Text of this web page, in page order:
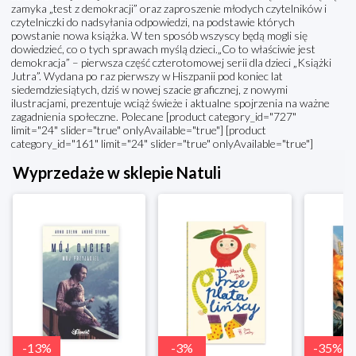
zamyka „test z demokracji” oraz zaproszenie młodych czytelników i
czytelniczki do nadsyłania odpowiedzi, na podstawie których
powstanie nowa książka. W ten sposób wszyscy będą mogli się
dowiedzieć, co o tych sprawach myślą dzieci.„Co to właściwie jest
demokracja” – pierwsza część czterotomowej serii dla dzieci „Książki
Jutra”. Wydana po raz pierwszy w Hiszpanii pod koniec lat
siedemdziesiątych, dziś w nowej szacie graficznej, z nowymi
ilustracjami, prezentuje wciąż świeże i aktualne spojrzenia na ważne
zagadnienia społeczne. Polecane [product category_id="727"
limit="24" slider="true" onlyAvailable="true"] [product
category_id="161" limit="24" slider="true" onlyAvailable="true"]
Wyprzedaże w sklepie Natuli
-13% -3% -35%